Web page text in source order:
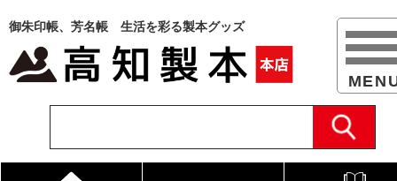
御朱印帳、芳名帳 生活を彩る製本グッズ